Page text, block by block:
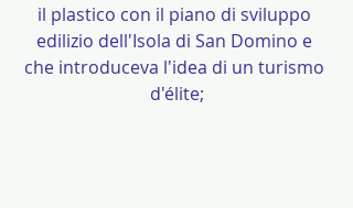
il plastico con il piano di sviluppo
edilizio dell'Isola di San Domino e
che introduceva l'idea di un turismo
d'élite;